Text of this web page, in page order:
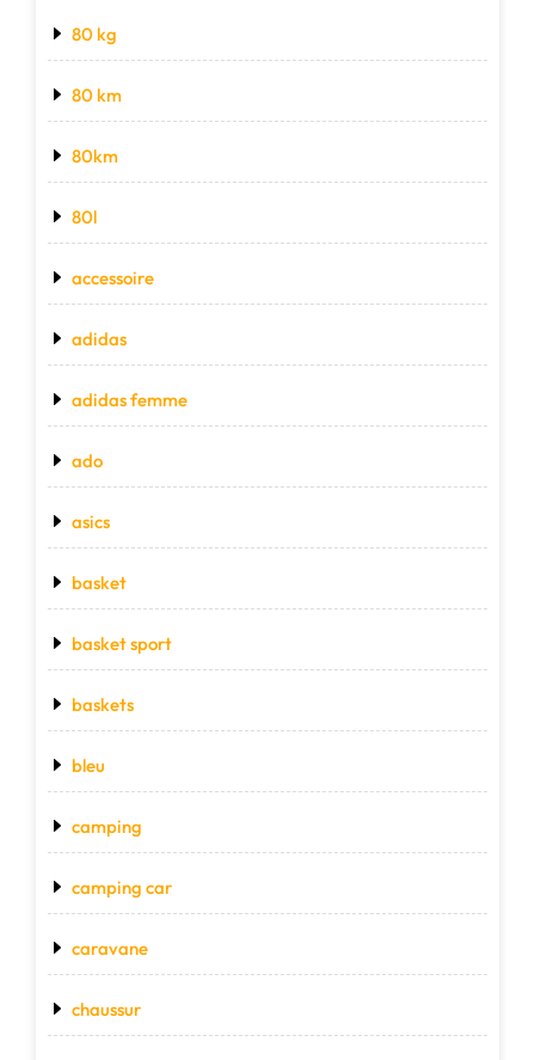
80 kg
80 km
80km
80l
accessoire
adidas
adidas femme
ado
asics
basket
basket sport
baskets
bleu
camping
camping car
caravane
chaussur